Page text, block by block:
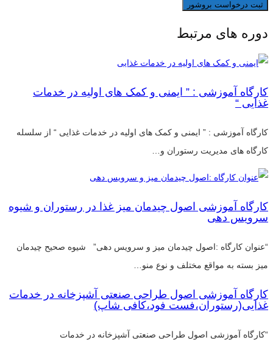
دوره های مرتبط
کارگاه آموزشی : ” ایمنی و کمک های اولیه در خدمات
غذایی “
کارگاه آموزشی : ” ایمنی و کمک های اولیه در خدمات غذایی “ از سلسله
کارگاه های مدیریت رستوران و…
کارگاه آموزشی اصول چیدمان میز غذا در رستوران و شیوه
سرویس دهی
“عنوان کارگاه :اصول چیدمان میز و سرویس دهی” شیوه صحیح چیدمان
میز بسته به مواقع مختلف و نوع منو…
کارگاه آموزشی اصول طراحی صنعتی آشپزخانه در خدمات
غذایی(رستوران،فست فود،کافی شاپ)
“کارگاه آموزشی اصول طراحی صنعتی آشپزخانه در خدمات